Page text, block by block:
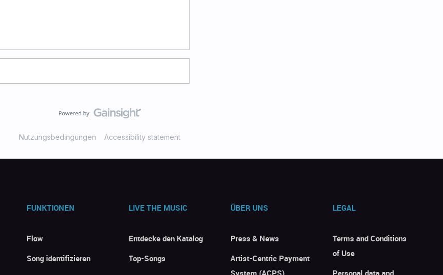
Nutzungsbedingungen Accessibility statement
FUNKTIONEN
Flow
Song identifizieren
LIVE THE MUSIC
Entdecke den Katalog
Top-Songs
ÜBER UNS
Press & News
Artist-Centric Payment
System (ACPS)
LEGAL
Terms and Conditions
of Use
Personal data and